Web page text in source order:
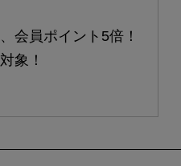
会員ポイント5倍！
象！